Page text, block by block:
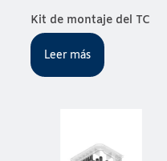
Kit de montaje del TC
Leer más